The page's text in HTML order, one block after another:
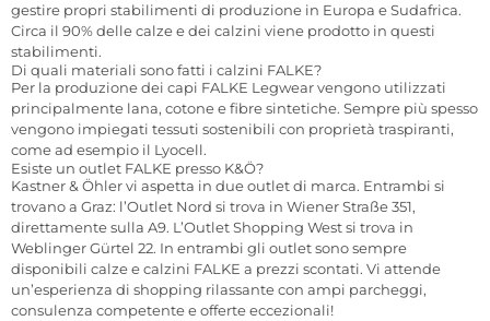
gestire propri stabilimenti di produzione in Europa e Sudafrica.
Circa il 90% delle calze e dei calzini viene prodotto in questi
stabilimenti.
Di quali materiali sono fatti i calzini FALKE?
Per la produzione dei capi FALKE Legwear vengono utilizzati
principalmente lana, cotone e fibre sintetiche. Sempre più spesso
vengono impiegati tessuti sostenibili con proprietà traspiranti,
come ad esempio il Lyocell.
Esiste un outlet FALKE presso K&Ö?
Kastner & Öhler vi aspetta in due outlet di marca. Entrambi si
trovano a Graz: l’Outlet Nord si trova in Wiener Straße 351,
direttamente sulla A9. L’Outlet Shopping West si trova in
Weblinger Gürtel 22. In entrambi gli outlet sono sempre
disponibili calze e calzini FALKE a prezzi scontati. Vi attende
un’esperienza di shopping rilassante con ampi parcheggi,
consulenza competente e offerte eccezionali!